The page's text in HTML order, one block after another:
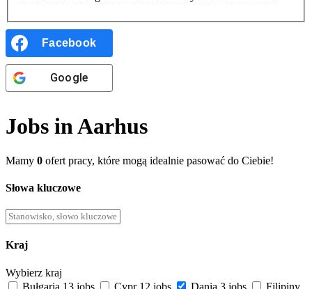
Facebook
Google
Jobs in Aarhus
Mamy 0 ofert pracy, które mogą idealnie pasować do Ciebie!
Słowa kluczowe
Kraj
Wybierz kraj
Bułgaria 13 jobs Cypr 12 jobs Dania 3 jobs Filipiny